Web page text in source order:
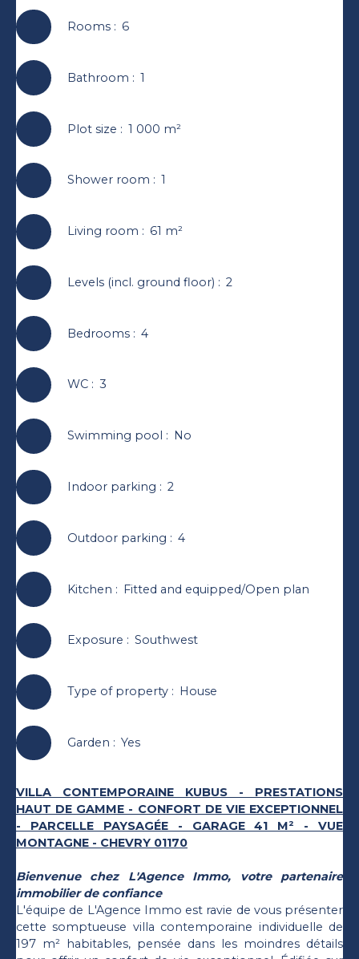
Rooms: 6
Bathroom : 1
Plot size : 1 000 m²
Shower room : 1
Living room : 61 m²
Levels (incl. ground floor) : 2
Bedrooms: 4
WC: 3
Swimming pool : No
Indoor parking : 2
Outdoor parking : 4
Kitchen : Fitted and equipped/Open plan
Exposure : Southwest
Type of property: House
Garden : Yes
VILLA CONTEMPORAINE KUBUS - PRESTATIONS
HAUT DE GAMME - CONFORT DE VIE EXCEPTIONNEL
- PARCELLE PAYSAGÉE - GARAGE 41 M² - VUE
MONTAGNE - CHEVRY 01170
Bienvenue chez L'Agence Immo, votre partenaire
immobilier de confiance
L'équipe de L'Agence Immo est ravie de vous présenter
cette somptueuse villa contemporaine individuelle de
197 m² habitables, pensée dans les moindres détails